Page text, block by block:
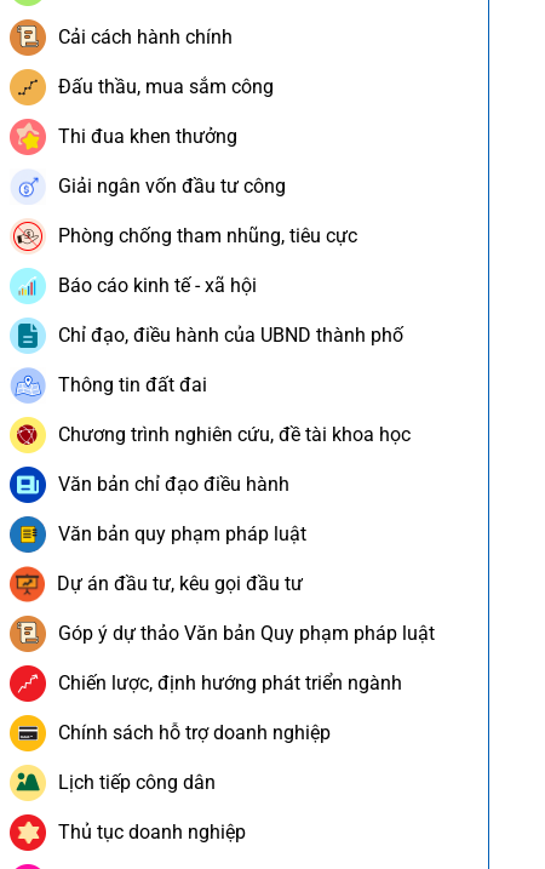
Cải cách hành chính
Đấu thầu, mua sắm công
Thi đua khen thưởng
Giải ngân vốn đầu tư công
Phòng chống tham nhũng, tiêu cực
Báo cáo kinh tế - xã hội
Chỉ đạo, điều hành của UBND thành phố
Thông tin đất đai
Chương trình nghiên cứu, đề tài khoa học
Văn bản chỉ đạo điều hành
Văn bản quy phạm pháp luật
Dự án đầu tư, kêu gọi đầu tư
Góp ý dự thảo Văn bản Quy phạm pháp luật
Chiến lược, định hướng phát triển ngành
Chính sách hỗ trợ doanh nghiệp
Lịch tiếp công dân
Thủ tục doanh nghiệp